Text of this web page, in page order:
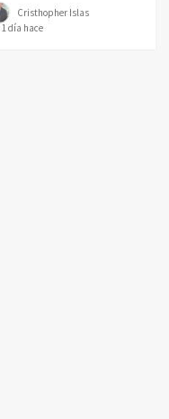
Cristhopher Islas
1 día hace